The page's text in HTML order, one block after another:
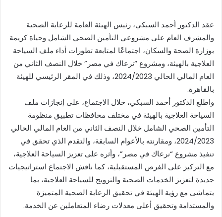
عقد الدكتور أحمد السبكي، رئيس الهيئة العامة للرعاية الصحية
والمشرف العام على مشروعي التأمين الصحي الشامل وحياة كريمة
بوزارة الصحة والسكان، اجتماعًا لمتابعة تطورات أداء ملف السياحة
العلاجية بالهيئة، ومشروع “نرعاك في مصر” خلال النصف الثاني من
العام المالي الحالي 2024/2023، وذلك في المقر الرئيسي للهيئة
بالقاهرة.
واطلع الدكتور أحمد السبكي، خلال الاجتماع، على إنجازات ملف
السياحة العلاجية بالهيئة في مختلف محافظات تطبيق منظومة
التأمين الصحي الشامل خلال النصف الثاني من العام المالي الحالي
2024/2023، ومقارنته بالأعوام السابقة، والتقدم الذي تحقق في
تنفيذ مشروع “نرعاك في مصر”، وأثره على تعزيز السياحة العلاجية،
مع التركيز على الفرص المستقبلية، كما ناقش الاجتماع استراتيجيات
جديدة لتعزيز الخدمات الصحية والترويج للسياحة العلاجية، بما
يتماشى مع رؤية الهيئة في تحقيق الرعاية الصحية المتميزة
والمستدامة وتحقيق أعلى معدلات رضاء المتعاملين عن الخدمة.